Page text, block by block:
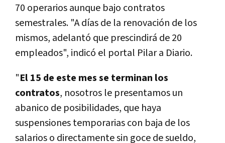
70 operarios aunque bajo contratos
semestrales. "A días de la renovación de los
mismos, adelantó que prescindirá de 20
empleados", indicó el portal Pilar a Diario.
"El 15 de este mes se terminan los
contratos, nosotros le presentamos un
abanico de posibilidades, que haya
suspensiones temporarias con baja de los
salarios o directamente sin goce de sueldo,